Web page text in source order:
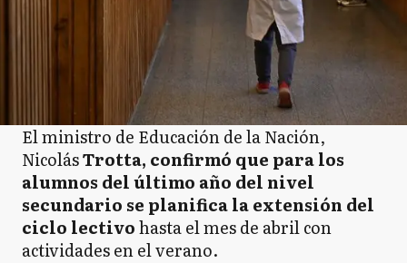
El ministro de Educación de la Nación,
NicolásTrotta, confirmó que para los
alumnos del último año del nivel
secundario se planifica la extensión del
ciclo lectivohasta el mes de abril con
actividades en el verano.